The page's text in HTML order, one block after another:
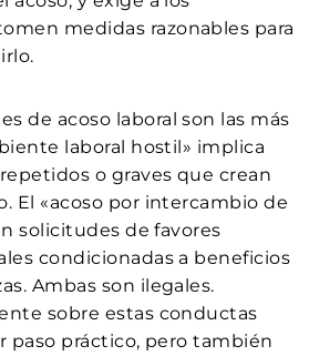
medidas razonables para
de acoso laboral son las más
laboral hostil» implica
o graves que crean
El «acoso por intercambio de
solicitudes de favores
condicionadas a beneficios
Ambas son ilegales.
sobre estas conductas
paso práctico, pero también